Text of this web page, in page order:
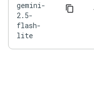
gemini-
2.5-
flash-
lite